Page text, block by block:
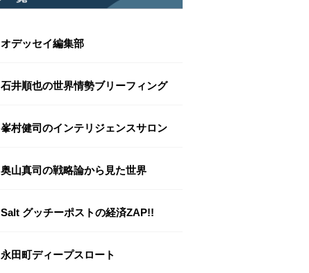
オデッセイ編集部
石井順也の世界情勢ブリーフィング
峯村健司のインテリジェンスサロン
奥山真司の戦略論から見た世界
Salt グッチーポストの経済ZAP!!
永田町ディープスロート